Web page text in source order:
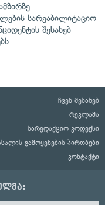
სარეაბილიტაციო
შესახებ
ჩვენ შესახებ
რეკლამა
სარედაქციო კოდექსი
გამოყენების პირობები
კონტაქტი